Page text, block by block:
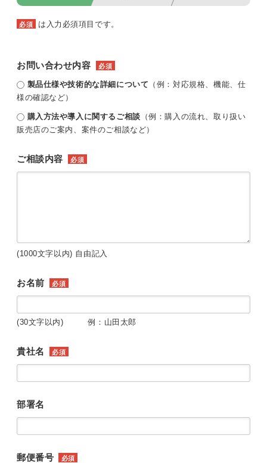
必須 は入力必須項目です。
お問い合わせ内容 必須
製品仕様や技術的な詳細について （例：対応規格、機能、仕
様の確認など）
購入方法や導入に関するご相談 （例：購入の流れ、取り扱い
販売店のご案内、案件のご相談など）
ご相談内容 必須
(1000文字以内) 自由記入
お名前 必須
(30文字以内) 例：山田太郎
貴社名 必須
部署名
郵便番号 必須